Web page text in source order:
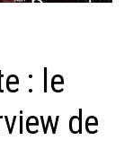
: le
de